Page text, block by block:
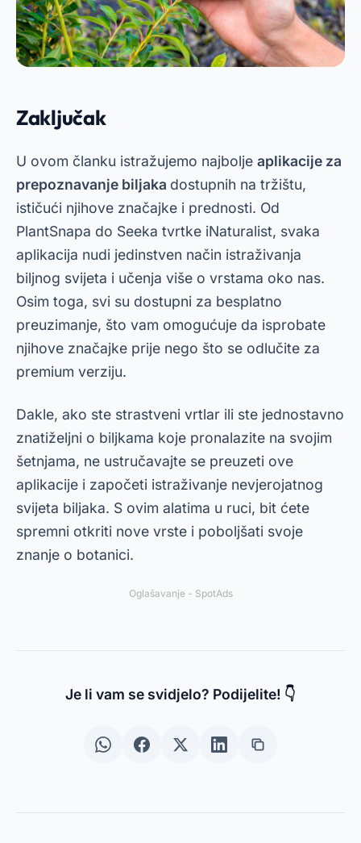
Zaključak
U ovom članku istražujemo najbolje aplikacije za
prepoznavanje biljaka dostupnih na tržištu,
ističući njihove značajke i prednosti. Od
PlantSnapa do Seeka tvrtke iNaturalist, svaka
aplikacija nudi jedinstven način istraživanja
biljnog svijeta i učenja više o vrstama oko nas.
Osim toga, svi su dostupni za besplatno
preuzimanje, što vam omogućuje da isprobate
njihove značajke prije nego što se odlučite za
premium verziju.
Dakle, ako ste strastveni vrtlar ili ste jednostavno
znatiželjni o biljkama koje pronalazite na svojim
šetnjama, ne ustručavajte se preuzeti ove
aplikacije i započeti istraživanje nevjerojatnog
svijeta biljaka. S ovim alatima u ruci, bit ćete
spremni otkriti nove vrste i poboljšati svoje
znanje o botanici.
Oglašavanje - SpotAds
Je li vam se svidjelo? Podijelite! 👇